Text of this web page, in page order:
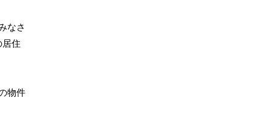
なさ
居住
物件